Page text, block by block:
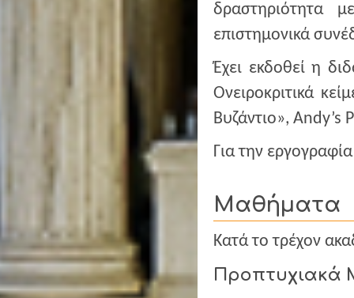
δραστηριότητα
επιστημονικά
Έχει εκδοθεί η
Ονειροκριτικά
Βυζάντιο»,
Για την
Μαθήματα
Κατά το τρέχον
Προπτυχιακά